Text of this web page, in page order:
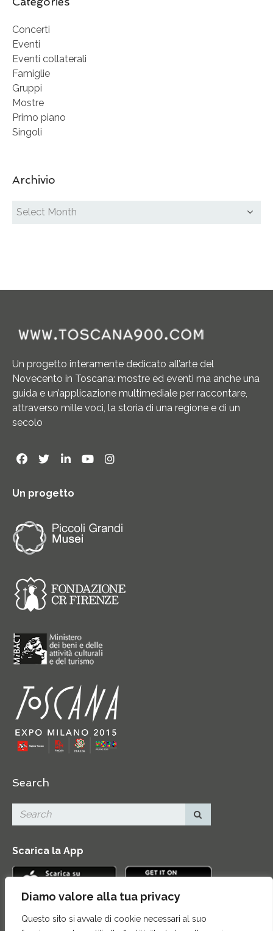
Diamo valore alla tua privacy
Questo sito si avvale di cookie necessari al suo
Concerti
Eventi
Eventi collaterali
Famiglie
Gruppi
Mostre
Primo piano
Singoli
Archivio
Un progetto interamente dedicato all’arte del
Novecento in Toscana: mostre ed eventi ma anche una
guida e un’applicazione multimediale per raccontare,
attraverso mille voci, la storia di una regione e di un
secolo
Un progetto
Search
Scarica la App
Contatti|Area Stampa|Mappa del sito |Credits